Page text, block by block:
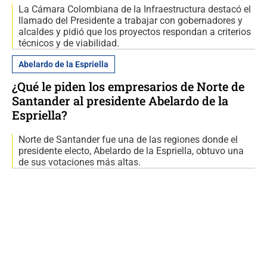
La Cámara Colombiana de la Infraestructura destacó el
llamado del Presidente a trabajar con gobernadores y
alcaldes y pidió que los proyectos respondan a criterios
técnicos y de viabilidad.
Abelardo de la Espriella
¿Qué le piden los empresarios de Norte de
Santander al presidente Abelardo de la
Espriella?
Norte de Santander fue una de las regiones donde el
presidente electo, Abelardo de la Espriella, obtuvo una
de sus votaciones más altas.